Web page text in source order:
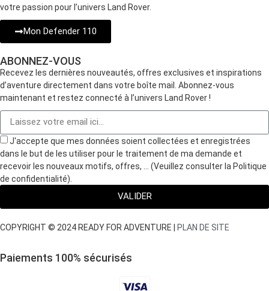
votre passion pour l’univers Land Rover.
Mon Defender 110
ABONNEZ-VOUS
Recevez les dernières nouveautés, offres exclusives et inspirations
d’aventure directement dans votre boîte mail. Abonnez-vous
maintenant et restez connecté à l’univers Land Rover !
J'accepte que mes données soient collectées et enregistrées
dans le but de les utiliser pour le traitement de ma demande et
recevoir les nouveaux motifs, offres, … (Veuillez consulter la Politique
de confidentialité).
VALIDER
COPYRIGHT © 2024 READY FOR ADVENTURE | PLAN DE SITE
Paiements 100% sécurisés